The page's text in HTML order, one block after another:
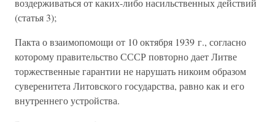
воздерживаться от каких-либо насильственных действий
(статья 3);
Пакта о взаимопомощи от 10 октября 1939 г., согласно
которому правительство СССР повторно дает Литве
торжественные гарантии не нарушать никоим образом
суверенитета Литовского государства, равно как и его
внутреннего устройства.